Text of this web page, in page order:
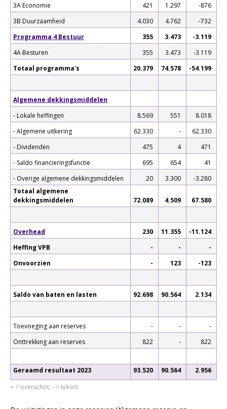
3A Economie
421 1.297
-876
3B Duurzaamheid
4.030 4.762
-732
Programma 4 Bestuur
355 3.473
-3.119
4A Besturen
355 3.473
-3.119
Totaal programma's
20.379 74.578 -54.199
Algemene dekkingsmiddelen
- Lokale heffingen
8.569 551
8.018
- Algemene uitkering
62.330 -
62.330
- Dividenden
475 4
471
- Saldo financieringsfunctie
695 654
41
- Overige algemene dekkingsmiddelen
20 3.300
-3.280
Totaal algemene
dekkingsmiddelen
72.089 4.509 67.580
Overhead 230 11.355
-11.124
Heffing VPB
- -
-
Onvoorzien
- 123 -123
Saldo van baten en lasten 92.698 90.564 2.134
Toevoeging aan reserves - -
-
Onttrekking aan reserves
822 - 822
Geraamd resultaat 2023 93.520 90.564
2.956
+ = overschot; - = tekort